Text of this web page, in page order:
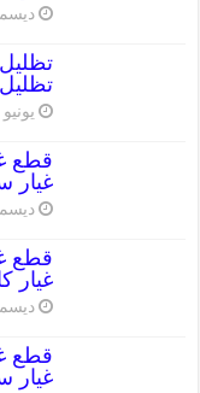
ديسمبر 18,
يونيو 28, 2024
غيار
ديسمبر 1,
غيار
ديسمبر 1,
غيار